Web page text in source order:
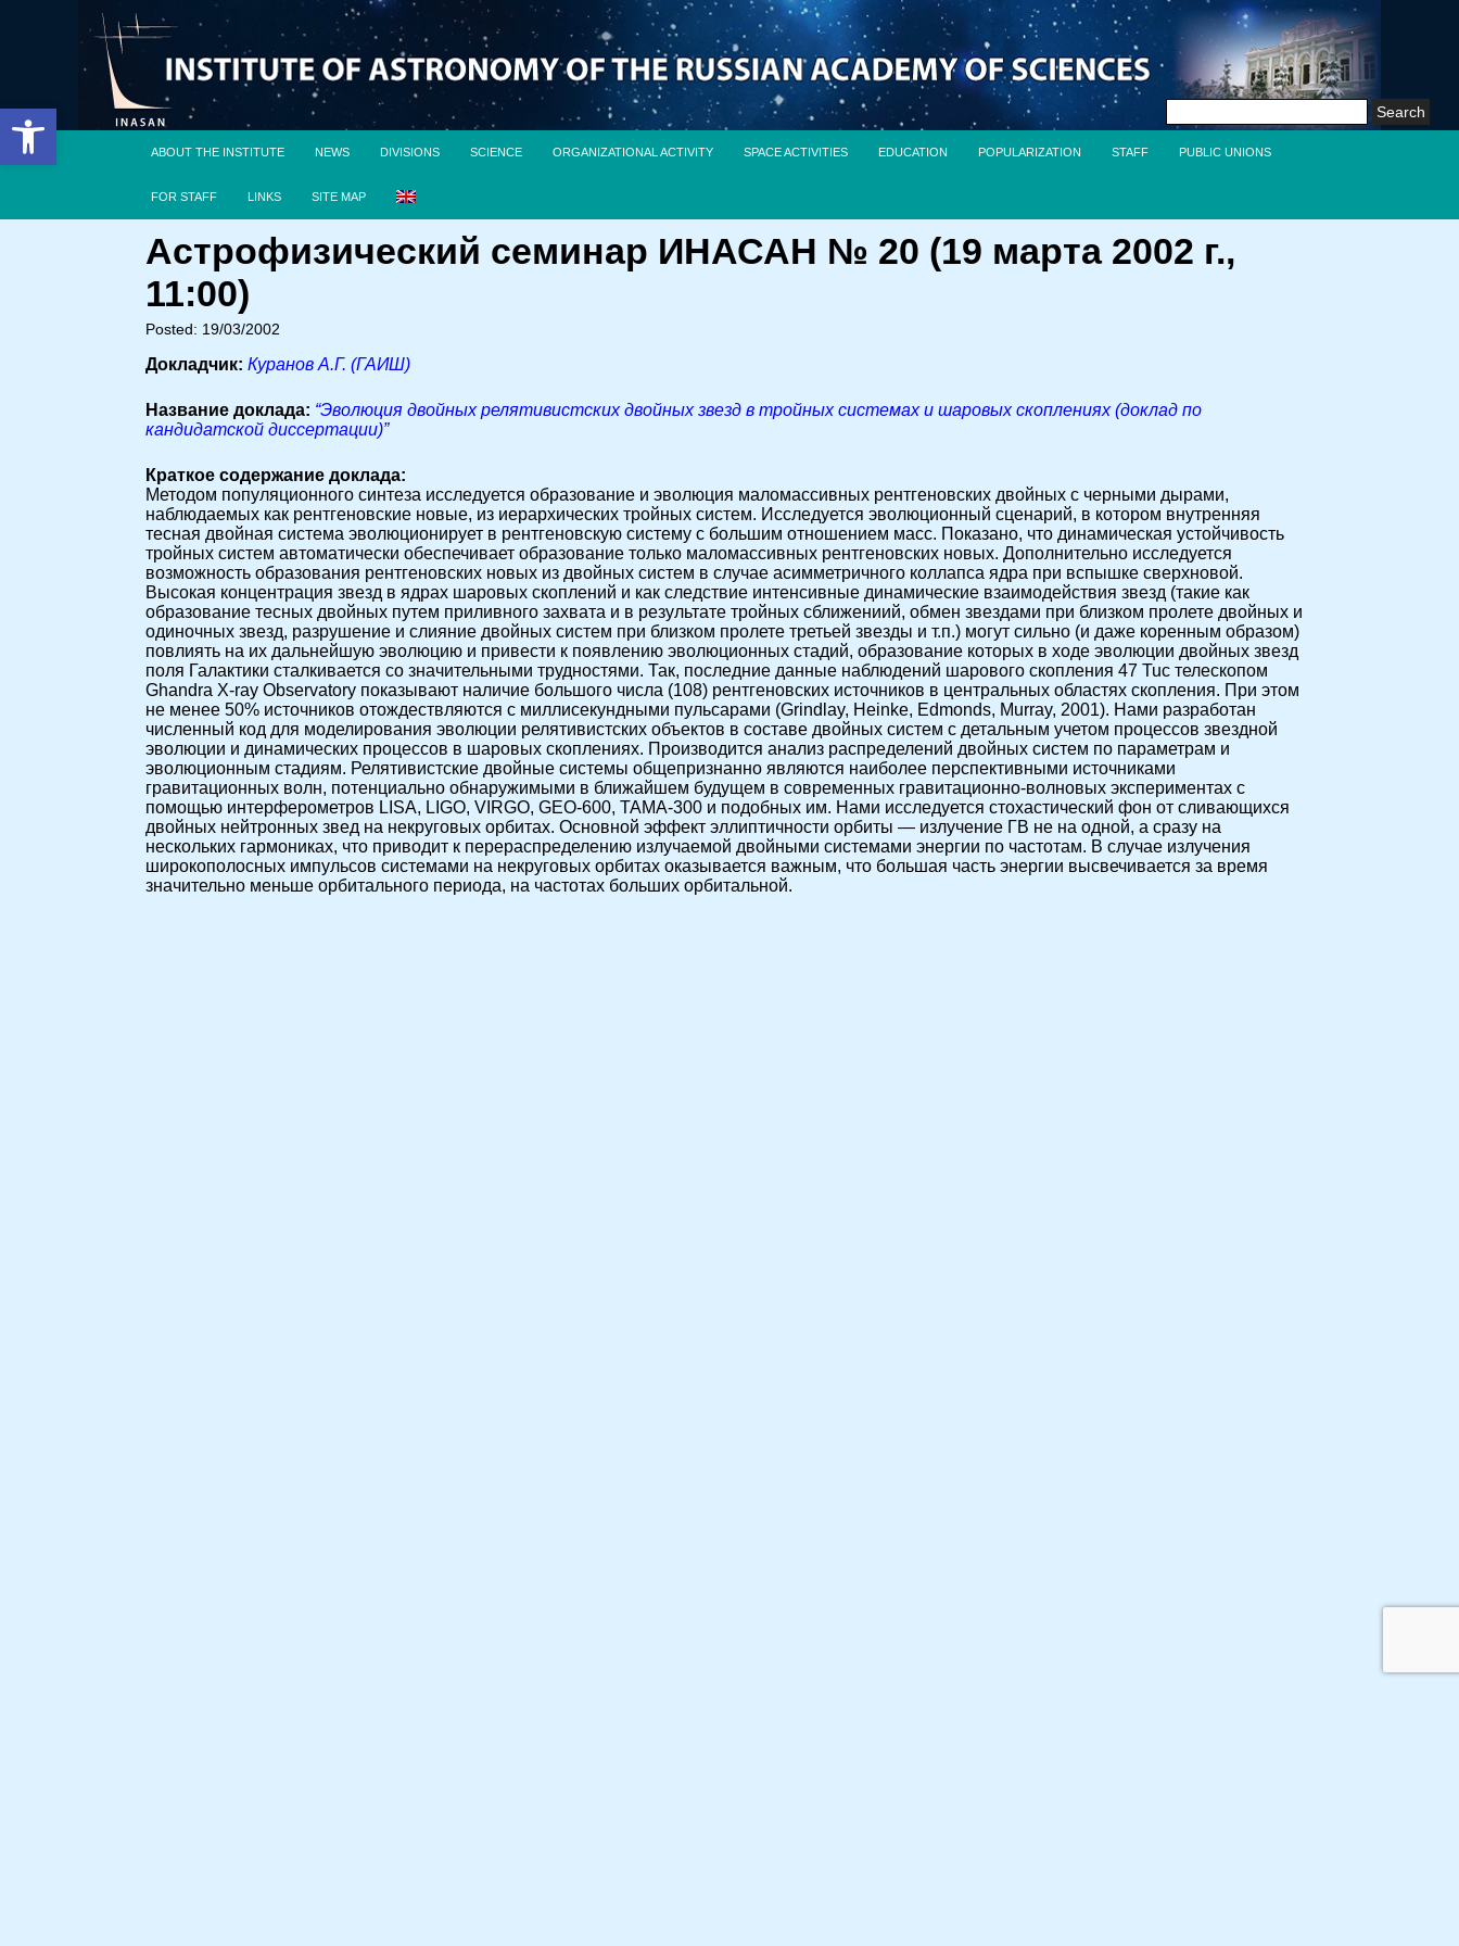
Open toolbar
Search
ABOUT THE INSTITUTE NEWS DIVISIONS SCIENCE ORGANIZATIONAL ACTIVITY SPACE ACTIVITIES EDUCATION POPULARIZATION STAFF PUBLIC UNIONS
FOR STAFF LINKS SITE MAP
Астрофизический семинар ИНАСАН № 20 (19 марта 2002 г.,
11:00)
Posted: 19/03/2002
Докладчик: Куранов А.Г. (ГАИШ)
Название доклада: “Эволюция двойных релятивистских двойных звезд в тройных системах и шаровых скоплениях (доклад по
кандидатской диссертации)”
Краткое содержание доклада:
Методом популяционного синтеза исследуется образование и эволюция маломассивных рентгеновских двойных с черными дырами,
наблюдаемых как рентгеновские новые, из иерархических тройных систем. Исследуется эволюционный сценарий, в котором внутренняя
тесная двойная система эволюционирует в рентгеновскую систему с большим отношением масс. Показано, что динамическая устойчивость
тройных систем автоматически обеспечивает образование только маломассивных рентгеновских новых. Дополнительно исследуется
возможность образования рентгеновских новых из двойных систем в случае асимметричного коллапса ядра при вспышке сверхновой.
Высокая концентрация звезд в ядрах шаровых скоплений и как следствие интенсивные динамические взаимодействия звезд (такие как
образование тесных двойных путем приливного захвата и в результате тройных сближениий, обмен звездами при близком пролете двойных и
одиночных звезд, разрушение и слияние двойных систем при близком пролете третьей звезды и т.п.) могут сильно (и даже коренным образом)
повлиять на их дальнейшую эволюцию и привести к появлению эволюционных стадий, образование которых в ходе эволюции двойных звезд
поля Галактики сталкивается со значительными трудностями. Так, последние данные наблюдений шарового скопления 47 Tuc телескопом
Ghandra X-ray Observatory показывают наличие большого числа (108) рентгеновских источников в центральных областях скопления. При этом
не менее 50% источников отождествляются с миллисекундными пульсарами (Grindlay, Heinke, Edmonds, Murray, 2001). Нами разработан
численный код для моделирования эволюции релятивистских объектов в составе двойных систем с детальным учетом процессов звездной
эволюции и динамических процессов в шаровых скоплениях. Производится анализ распределений двойных систем по параметрам и
эволюционным стадиям. Релятивистские двойные системы общепризнанно являются наиболее перспективными источниками
гравитационных волн, потенциально обнаружимыми в ближайшем будущем в современных гравитационно-волновых экспериментах с
помощью интерферометров LISA, LIGO, VIRGO, GEO-600, TAMA-300 и подобных им. Нами исследуется стохастический фон от сливающихся
двойных нейтронных звед на некруговых орбитах. Основной эффект эллиптичности орбиты — излучение ГВ не на одной, а сразу на
нескольких гармониках, что приводит к перераспределению излучаемой двойными системами энергии по частотам. В случае излучения
широкополосных импульсов системами на некруговых орбитах оказывается важным, что большая часть энергии высвечивается за время
значительно меньше орбитального периода, на частотах больших орбитальной.